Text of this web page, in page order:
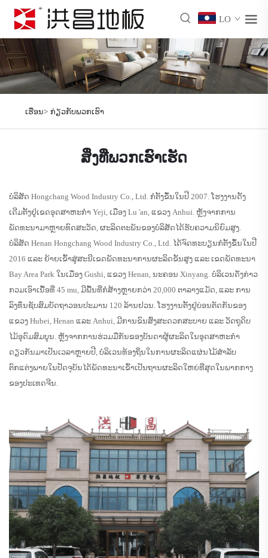
LO
ເຮືອນ> ກ່ຽວກັບພວກເຮົາ
ສິ່ງທີ່ພວກເຮົາເຮັດ
ບໍລິສັດ Hongchang Wood Industry Co., Ltd. ກໍ່ຕັ້ງຂຶ້ນໃນປີ 2007. ໂຮງງານດັ້ງ
ເດີມຕັ້ງຢູ່ເຂດອຸດສາຫະກໍາ Yeji, ເມືອງ Lu 'an, ແຂວງ Anhui. ຫຼັງຈາກການ
ພັດທະນາມາຫຼາຍທົດສະວັດ, ຜະລິດຕະພັນຂອງບໍລິສັດໄດ້ຮັບຄວາມນິຍົມສູງ.
ບໍລິສັດ Henan Hongchang Wood Industry Co., Ltd. ໄດ້ຈົດທະບຽນກໍ່ຕັ້ງຂຶ້ນໃນປີ
2016 ແລະ ຍ້າຍເຂົ້າສູ່ສະນີເຂດພັດທະນາການຜະລິດຂັ້ນສູງ ແລະ ເຂດພັດທະນາ
Bay Area Park ໃນເມືອງ Gushi, ແຂວງ Henan, ນະຄອນ Xinyang. ບໍລິເວນດັ່ງກ່າວ
ກວມເອົາເນື້ອທີ່ 45 mu, ມີພື້ນທີ່ກໍ່ສ້າງຫຼາຍກວ່າ 20,000 ຕາລາງແມັດ, ແລະ ການ
ລົງທຶນຊັບສົມບັດຖາວອນປະມານ 120 ລ້ານຢວນ. ໂຮງງານຕັ້ງຢູ່ບ່ອນຕັດກັນຂອງ
ແຂວງ Hubei, Henan ແລະ Anhui, ມີການຂົນສົ່ງສະດວກສະບາຍ ແລະ ວັດຖຸດິບ
ໄມ້ອຸດົມສົມບູນ. ຫຼັງຈາກການຮ່ວມມືກັນຂອງບັນດາຜູ້ຜະລິດໃນອຸດສາຫະກໍາ
ດຽວກັນມາເປັນເວລາຫຼາຍປີ, ບໍລິເວນທ້ອງຖິ່ນໃນການຜະລິດແຜ່ນໄມ້ສໍາລັບ
ຕົກແຕ່ງພາຍໃນປັດຈຸບັນໄດ້ພັດທະນາເຂົ້າເປັນຖານຜະລິດໃຫຍ່ທີ່ສຸດໃນພາກກາງ
ຂອງປະເທດຈີນ.